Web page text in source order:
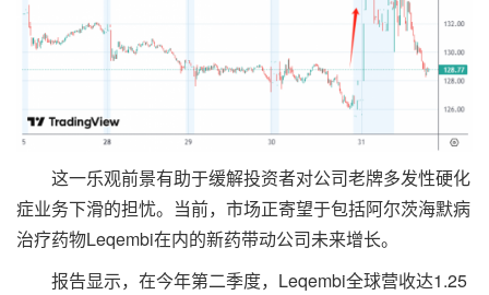
这一乐观前景有助于缓解投资者对公司老牌多发性硬化
症业务下滑的担忧。当前，市场正寄望于包括阿尔茨海默病
治疗药物Leqembi在内的新药带动公司未来增长。
报告显示，在今年第二季度，Leqembi全球营收达1.25